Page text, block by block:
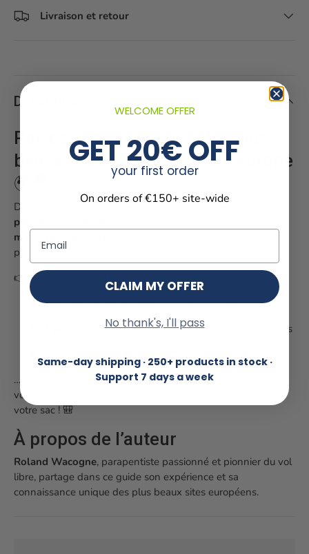
Livraison et retour
Description
Partez à la découverte des plus
beaux sites de parapente d’Europe
🌍🪂
Du cratère d’un volcan aux Açores aux plages
paradisiaques de Turquie
majestueux des Alpes
paysages les plus spectaculaires d’Europe.
👉 Que vous rêviez de :
Longues distancesdans la plaine espagnole
Triangles techniquesau cœur des montagnes suisses
… ce guide vous donnera toutes les clés pour préparer vos
vols et partir à l’aventure. Il ne vous restera plus qu’à faire
votre sac ! 🎒
À propos de l’auteur
Roland Wacogne, parapentiste passionné et pionnier du vol
libre, partage dans ce guide son expérience et sa
connaissance unique des plus beaux sites européens.
WELCOME OFFER
GET 20€ OFF
your first order
On orders of €150+ site-wide
Email
CLAIM MY OFFER
No thank's, I'll pass
Same-day shipping · 250+ products in stock ·
Support 7 days a week